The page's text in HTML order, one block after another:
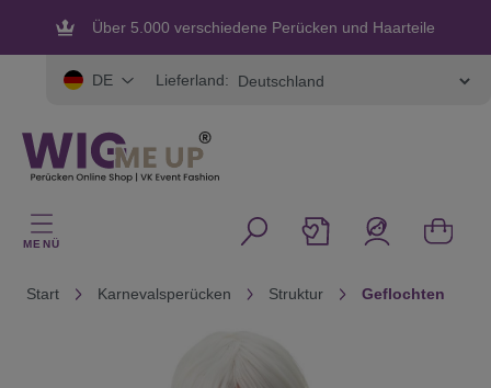
springenÜber 5.000 verschiedene Perücken und Haarteile
Flexible und sichere Zahlung
DE Lieferland:
MENÜ
Start Karnevalsperücken Struktur Geflochten